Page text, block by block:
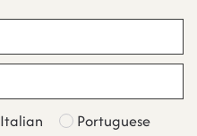
Italian
Portuguese